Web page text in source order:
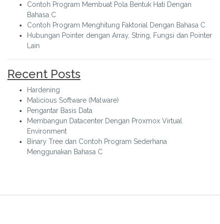
Contoh Program Membuat Pola Bentuk Hati Dengan
Bahasa C
Contoh Program Menghitung Faktorial Dengan Bahasa C
Hubungan Pointer dengan Array, String, Fungsi dan Pointer
Lain
Recent Posts
Hardening
Malicious Software (Malware)
Pengantar Basis Data
Membangun Datacenter Dengan Proxmox Virtual
Environment
Binary Tree dan Contoh Program Sederhana
Menggunakan Bahasa C